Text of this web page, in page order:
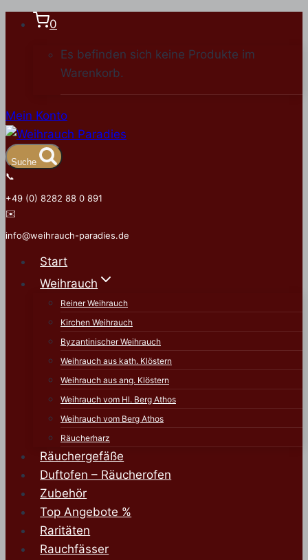
Zum
springen
0
Es befinden sich keine Produkte im
Warenkorb.
Mein Konto
Suche
📞
+49 (0) 8282 88 0 891
✉️
info@weihrauch-paradies.de
Start
Weihrauch
Reiner Weihrauch
Kirchen Weihrauch
Byzantinischer Weihrauch
Weihrauch aus kath. Klöstern
Weihrauch aus ang. Klöstern
Weihrauch vom Hl. Berg Athos
Weihrauch vom Berg Athos
Räucherharz
Räuchergefäße
Duftofen – Räucherofen
Zubehör
Top Angebote %
Raritäten
Rauchfässer